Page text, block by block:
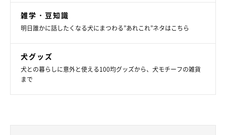
雑学・豆知識
明日誰かに話したくなる犬にまつわる”あれこれ”ネタはこちら
犬グッズ
犬との暮らしに意外と使える100均グッズから、犬モチーフの雑貨
まで